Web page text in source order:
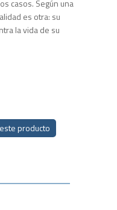
casos. Según una
es otra: su
la vida de su
producto